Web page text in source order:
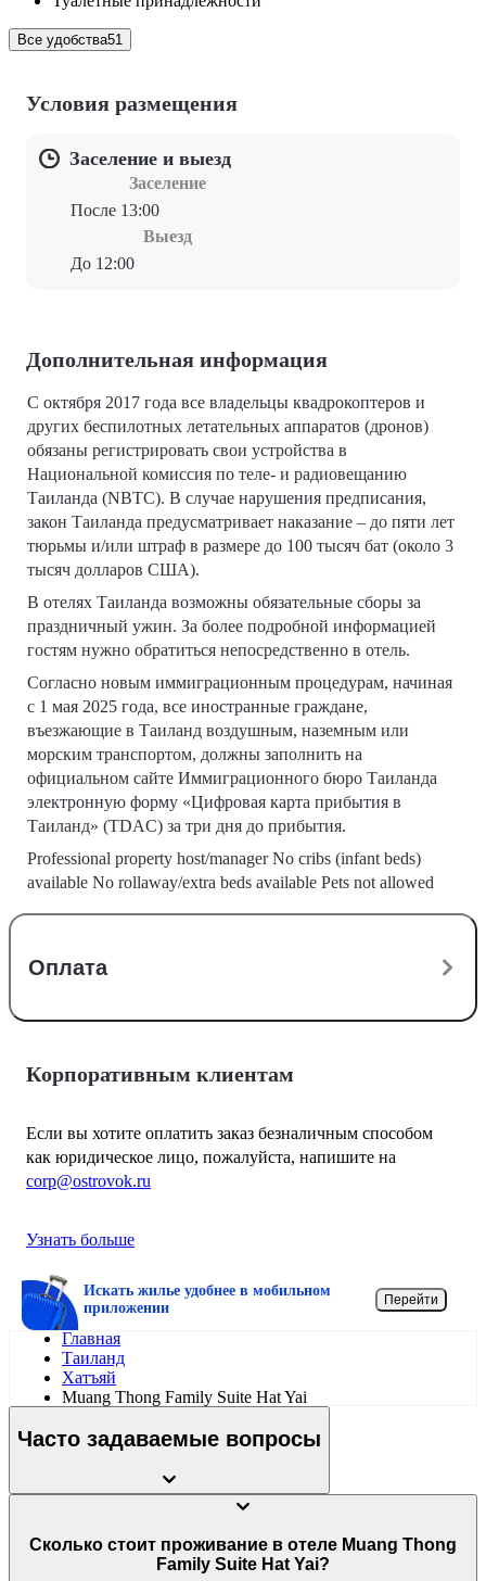
Все удобства51
Условия размещения
Заселение и выезд
Заселение
После 13:00
Выезд
До 12:00
Дополнительная информация
С октября 2017 года все владельцы квадрокоптеров и
других беспилотных летательных аппаратов (дронов)
обязаны регистрировать свои устройства в
Национальной комиссия по теле- и радиовещанию
Таиланда (NBTC). В случае нарушения предписания,
закон Таиланда предусматривает наказание – до пяти лет
тюрьмы и/или штраф в размере до 100 тысяч бат (около 3
тысяч долларов США).
В отелях Таиланда возможны обязательные сборы за
праздничный ужин. За более подробной информацией
гостям нужно обратиться непосредственно в отель.
Согласно новым иммиграционным процедурам, начиная
с 1 мая 2025 года, все иностранные граждане,
въезжающие в Таиланд воздушным, наземным или
морским транспортом, должны заполнить на
официальном сайте Иммиграционного бюро Таиланда
электронную форму «Цифровая карта прибытия в
Таиланд» (TDAC) за три дня до прибытия.
Professional property host/manager No cribs (infant beds)
available No rollaway/extra beds available Pets not allowed
Оплата
Корпоративным клиентам
Если вы хотите оплатить заказ безналичным способом
как юридическое лицо, пожалуйста, напишите на
corp@ostrovok.ru
Узнать больше
Искать жилье удобнее в мобильном
приложении
Перейти
Главная
Таиланд
Хатъяй
Muang Thong Family Suite Hat Yai
Часто задаваемые вопросы
Сколько стоит проживание в отеле Muang Thong
Family Suite Hat Yai?